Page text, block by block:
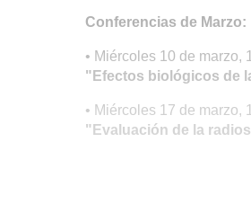
Conferencias de Marzo:
• Miércoles 10 de marzo,
"Efectos biológicos de
• Miércoles 17 de marzo,
"Evaluación de la